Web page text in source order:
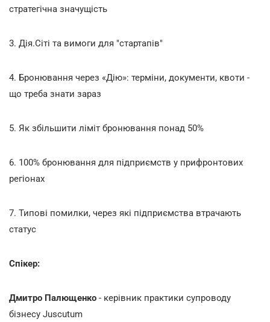
стратегічна значущість
3. Дія.Сіті та вимоги для "стартапів"
4. Бронювання через «Дію»: терміни, документи, квоти -
що треба знати зараз
5. Як збільшити ліміт бронювання понад 50%
6. 100% бронювання для підприємств у прифронтових
регіонах
7. Типові помилки, через які підприємства втрачають
статус
Спікер:
Дмитро Палющенко - керівник практики супроводу
бізнесу Juscutum